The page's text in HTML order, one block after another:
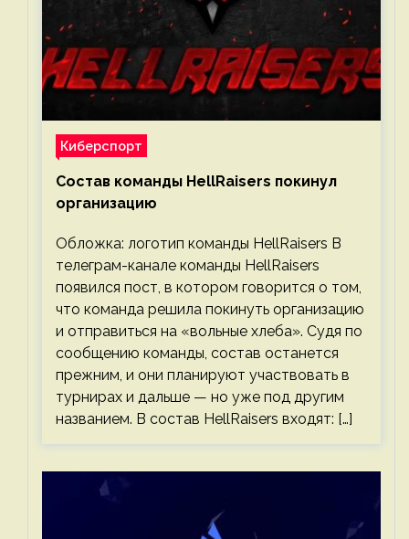
Киберспорт
Состав команды HellRaisers покинул
организацию
Обложка: логотип команды HellRaisers В
телеграм-канале команды HellRaisers
появился пост, в котором говорится о том,
что команда решила покинуть организацию
и отправиться на «вольные хлеба». Судя по
сообщению команды, состав останется
прежним, и они планируют участвовать в
турнирах и дальше — но уже под другим
названием. В состав HellRaisers входят: […]